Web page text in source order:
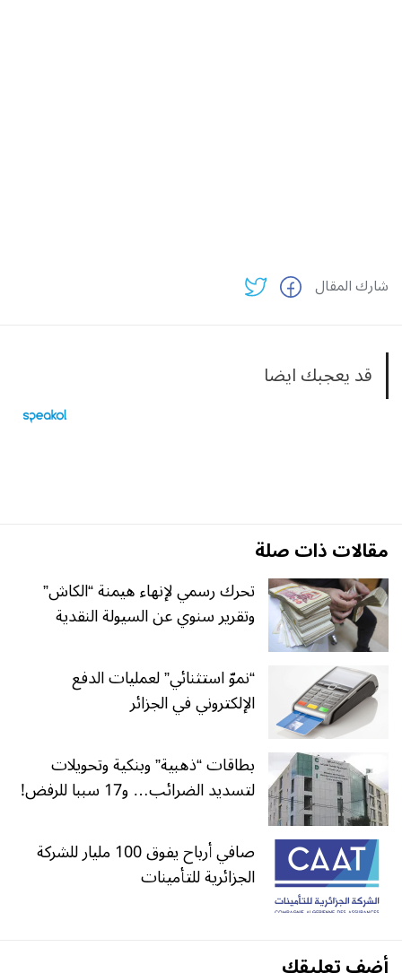
شارك المقال
قد يعجبك ايضا
مقالات ذات صلة
تحرك رسمي لإنهاء هيمنة “الكاش”
وتقرير سنوي عن السيولة النقدية
“نموّ استثنائي” لعمليات الدفع
الإلكتروني في الجزائر
بطاقات “ذهبية” وبنكية وتحويلات
لتسديد الضرائب… و17 سببا للرفض!
صافي أرباح يفوق 100 مليار للشركة
الجزائرية للتأمينات